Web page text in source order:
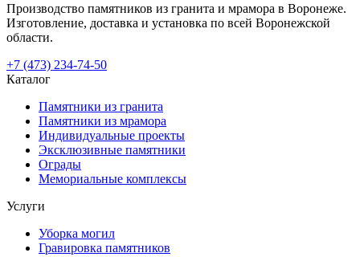
Производство памятников из гранита и мрамора в Воронеже.
Изготовление, доставка и установка по всей Воронежской
области.
+7 (473) 234-74-50
Каталог
Памятники из гранита
Памятники из мрамора
Индивидуальные проекты
Эксклюзивные памятники
Ограды
Мемориальные комплексы
Услуги
Уборка могил
Гравировка памятников